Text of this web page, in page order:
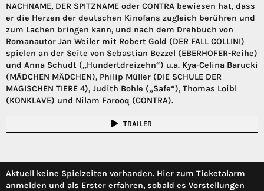
NACHNAME, DER SPITZNAME oder CONTRA bewiesen hat, dass
er die Herzen der deutschen Kinofans zugleich berühren und
zum Lachen bringen kann, und nach dem Drehbuch von
Romanautor Jan Weiler mit Robert Gold (DER FALL COLLINI)
spielen an der Seite von Sebastian Bezzel (EBERHOFER-Reihe)
und Anna Schudt („Hundertdreizehn“) u.a. Kya-Celina Barucki
(MÄDCHEN MÄDCHEN), Philip Müller (DIE SCHULE DER
MAGISCHEN TIERE 4), Judith Bohle („Safe“), Thomas Loibl
(KONKLAVE) und Nilam Farooq (CONTRA).
TRAILER
Aktuell keine Spielzeiten vorhanden. Hier zum Ticketalarm
anmelden und als Erster erfahren, sobald es Vorstellungen